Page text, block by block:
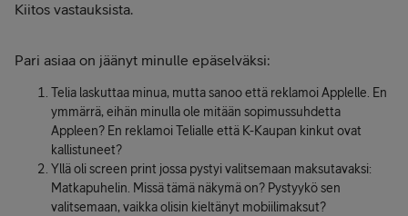
Kiitos vastauksista.
Pari asiaa on jäänyt minulle epäselväksi:
Telia laskuttaa minua, mutta sanoo että reklamoi Applelle. En
ymmärrä, eihän minulla ole mitään sopimussuhdetta
Appleen? En reklamoi Telialle että K-Kaupan kinkut ovat
kallistuneet?
Yllä oli screen print jossa pystyi valitsemaan maksutavaksi:
Matkapuhelin. Missä tämä näkymä on? Pystyykö sen
valitsemaan, vaikka olisin kieltänyt mobiilimaksut?